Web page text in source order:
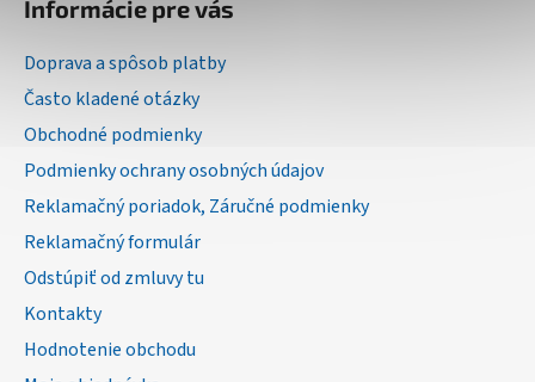
Informácie pre vás
Doprava a spôsob platby
Často kladené otázky
Obchodné podmienky
Podmienky ochrany osobných údajov
Reklamačný poriadok, Záručné podmienky
Reklamačný formulár
Odstúpiť od zmluvy tu
Kontakty
Hodnotenie obchodu